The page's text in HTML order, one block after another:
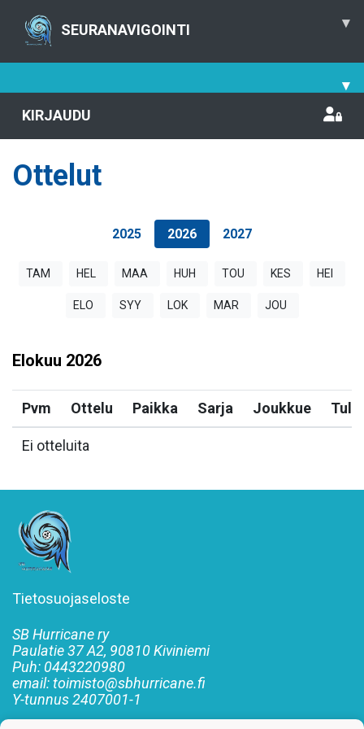
SEURANAVIGOINTI ▾
▾
KIRJAUDU
Ottelut
2025 2026 2027
TAM HEL MAA HUH TOU KES HEI
ELO SYY LOK MAR JOU
Elokuu 2026
Pvm Ottelu Paikka Sarja Joukkue
Ei otteluita
Tietosuojaseloste
SB Hurricane ry
Paulatie 37 A2, 90810 Kiviniemi
Puh: 0443220980
email: toimisto@sbhurricane.fi
Y-tunnus2407001-1